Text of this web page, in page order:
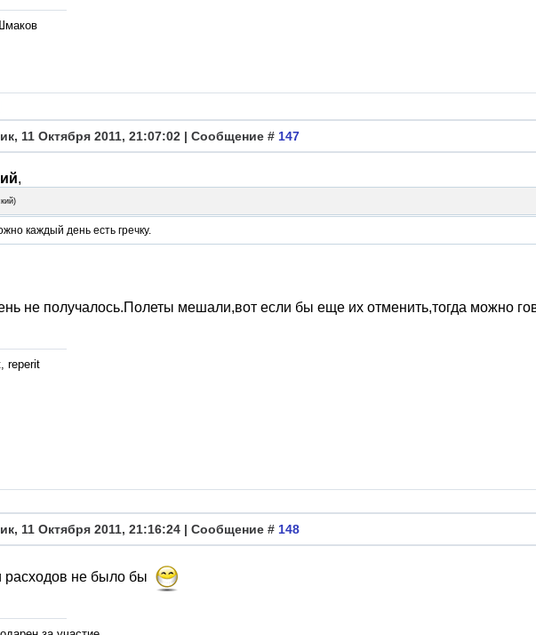
11 Октября 2011, 21:07:02 | Сообщение # 147
,
)
каждый день есть гречку.
не получалось.Полеты мешали,вот если бы еще их отменить,тогда можно
reperit
11 Октября 2011, 21:16:24 | Сообщение # 148
расходов не было бы